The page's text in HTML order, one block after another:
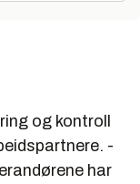
og kontroll
-
har